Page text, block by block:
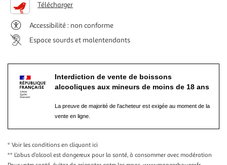
Télécharger
Accessibilité : non conforme
Espace sourds et malentendants
Interdiction de vente de boissons
alcooliques aux mineurs de moins de 18 ans
La preuve de majorité de l'acheteur est exigée au moment de la
vente en ligne.
* Voir les conditions en cliquant ici
** L’abus d’alcool est dangereux pour la santé, à consommer avec modération